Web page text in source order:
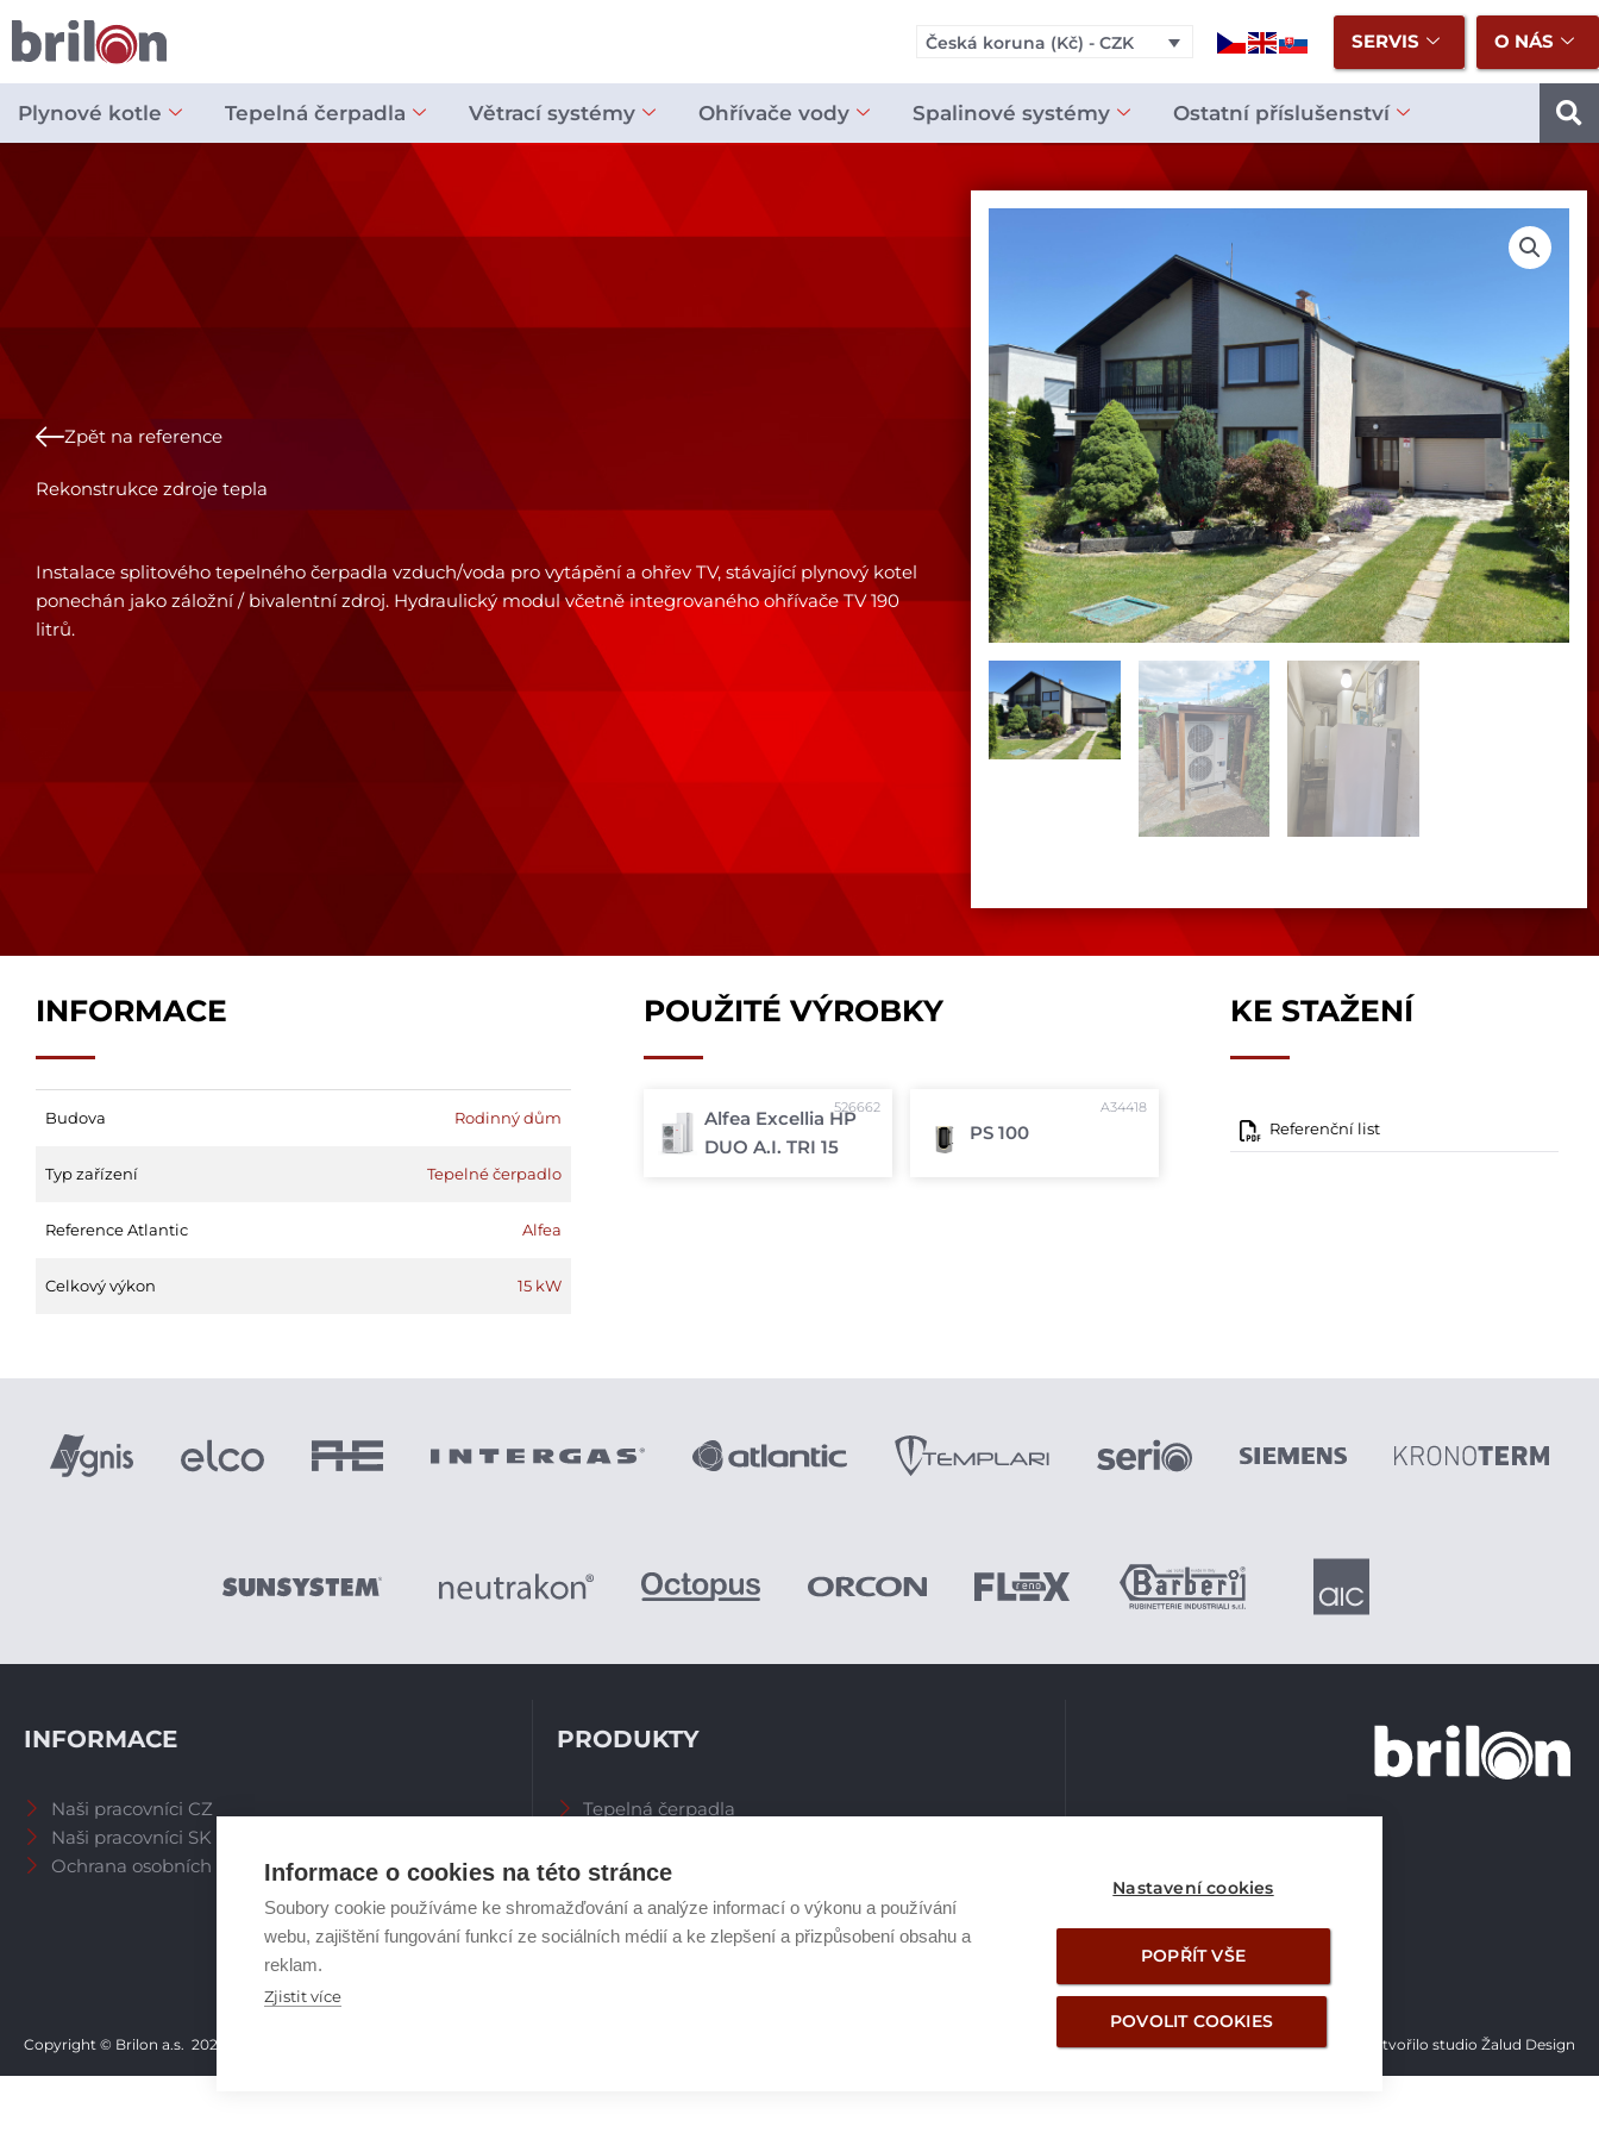
Informace o cookies na této stránce
Soubory cookie používáme ke shromažďování a analýze informací o výkonu a používání
webu, zajištění fungování funkcí ze sociálních médií a ke zlepšení a přizpůsobení obsahu a
reklam.
Zjistit více
Nastavení cookies
POPŘÍT VŠE
POVOLIT COOKIES
obsah
Česká koruna (Kč) - CZK SERVIS O NÁS
Plynové kotle Tepelná čerpadla Větrací systémy Ohřívače vody Spalinové systémy Ostatní příslušenství
Zpět na reference
Rekonstrukce zdroje tepla
Instalace splitového tepelného čerpadla vzduch/voda pro vytápění a ohřev TV, stávající plynový kotel
ponechán jako záložní / bivalentní zdroj. Hydraulický modul včetně integrovaného ohřívače TV 190
litrů.
INFORMACE
Budova Rodinný dům
Typ zařízení Tepelné čerpadlo
Reference Atlantic Alfea
Celkový výkon 15 kW
POUŽITÉ VÝROBKY
Alfea Excellia HP
DUO A.I. TRI 15
526662
PS 100
A34418
KE STAŽENÍ
Referenční list
INFORMACE
Naši pracovníci CZ
Naši pracovníci SK
Ochrana osobních údajů
PRODUKTY
Tepelná čerpadla
Zásobníky TV
Plynové kotle
Ostatní příslušenství
Copyright © Brilon a.s. 2026 Vytvořilo studio Žalud Design